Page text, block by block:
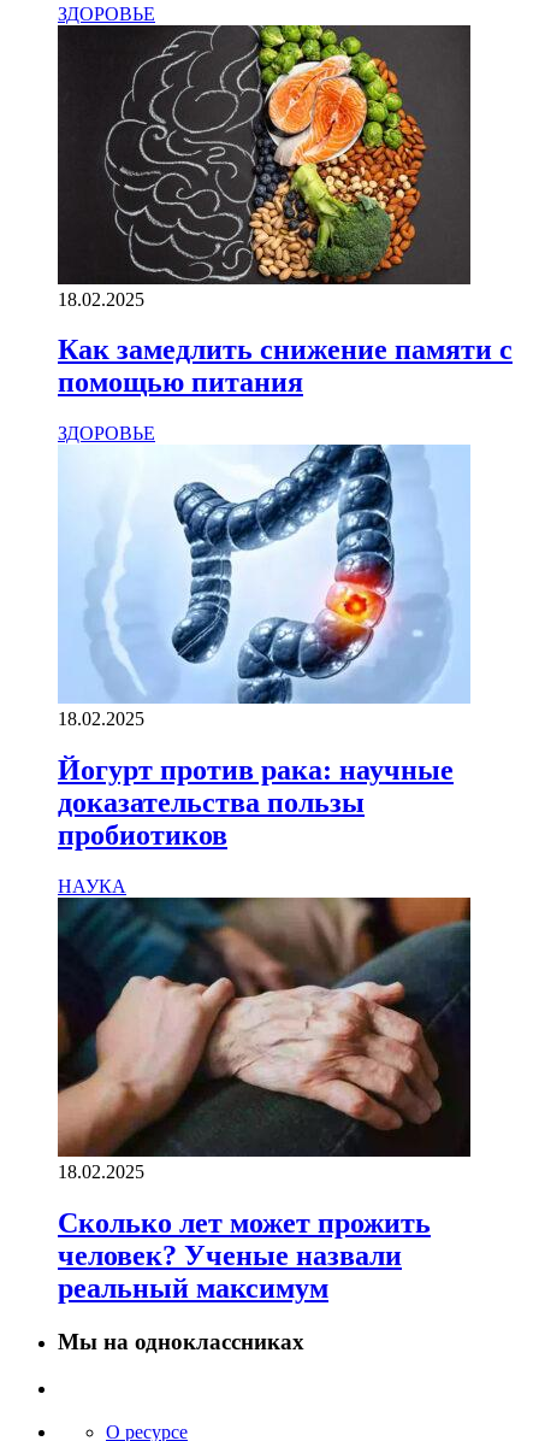
ЗДОРОВЬЕ
18.02.2025
Как замедлить снижение памяти с
помощью питания
ЗДОРОВЬЕ
18.02.2025
Йогурт против рака: научные
доказательства пользы
пробиотиков
НАУКА
18.02.2025
Сколько лет может прожить
человек? Ученые назвали
реальный максимум
Мы на одноклассниках
О ресурсе